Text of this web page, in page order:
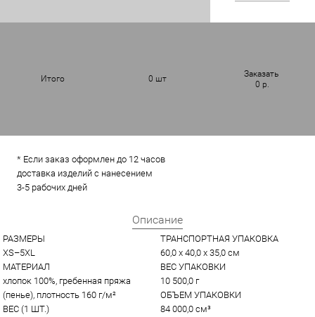
Итого 0 шт
Заказать
0 р.
* Если заказ оформлен до 12 часов
доставка изделий с нанесением
3-5 рабочих дней
Описание
РАЗМЕРЫ
XS–5XL
МАТЕРИАЛ
хлопок 100%, гребенная пряжа
(пенье), плотность 160 г/м²
ВЕС (1 ШТ.)
ТРАНСПОРТНАЯ УПАКОВКА
60,0 x 40,0 x 35,0 см
ВЕС УПАКОВКИ
10 500,0 г
ОБЪЕМ УПАКОВКИ
84 000,0 см³